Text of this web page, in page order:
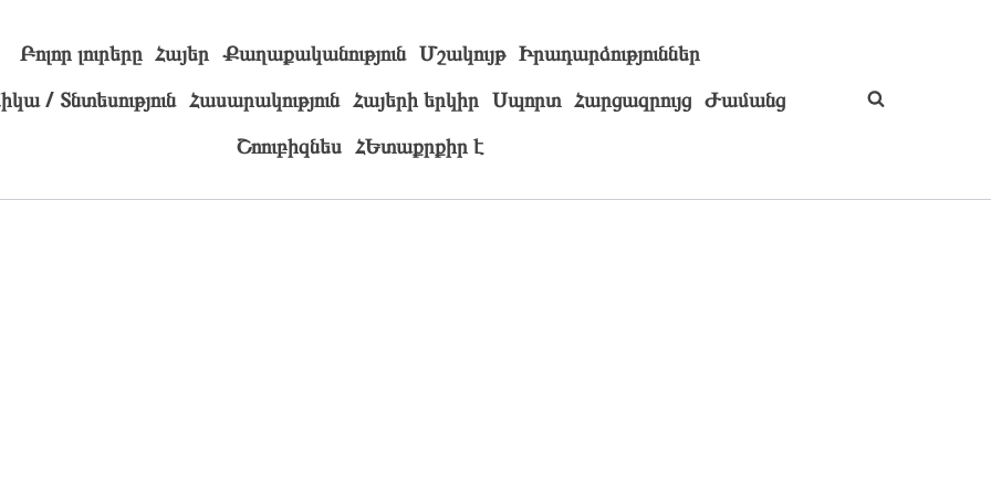
Բոլոր լուրերը Հայեր Քաղաքականություն Մշակույթ Իրադարձություններ
/ Տնտեսություն Հասարակություն Հայերի երկիր Սպորտ Հարցազրույց Ժամանց
Շոուբիզնես ՀԵտաքրքիր է